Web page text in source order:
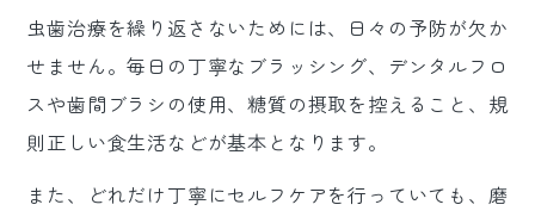
虫歯治療を繰り返さないためには、日々の予防が欠か
せません。毎日の丁寧なブラッシング、デンタルフロ
スや歯間ブラシの使用、糖質の摂取を控えること、規
則正しい食生活などが基本となります。
また、どれだけ丁寧にセルフケアを行っていても、磨